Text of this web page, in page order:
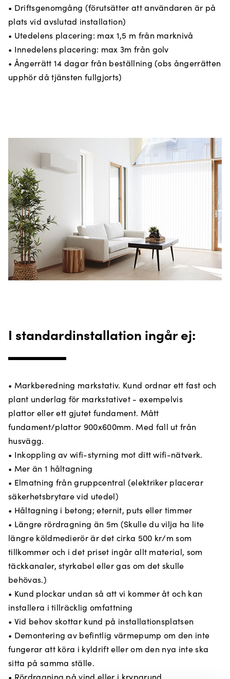
• Driftsgenomgång (förutsätter att användaren är på
plats vid avslutad installation)
• Utedelens placering: max 1,5 m från marknivå
• Innedelens placering: max 3m från golv
• Ångerrätt 14 dagar från beställning (obs ångerrätten
upphör då tjänsten fullgjorts)
I standardinstallation ingår ej:
• Markberedning markstativ. Kund ordnar ett fast och
plant underlag för markstativet - exempelvis
plattor eller ett gjutet fundament. Mått
fundament/plattor 900x600mm. Med fall ut från
husvägg.
• Inkoppling av wifi-styrning mot ditt wifi-nätverk.
• Mer än 1 håltagning
• Elmatning från gruppcentral (elektriker placerar
säkerhetsbrytare vid utedel)
• Håltagning i betong; eternit, puts eller timmer
• Längre rördragning än 5m (Skulle du vilja ha lite
längre köldmedierör är det cirka 500 kr/m som
tillkommer och i det priset ingår allt material, som
täckkanaler, styrkabel eller gas om det skulle
behövas.)
• Kund plockar undan så att vi kommer åt och kan
installera i tillräcklig omfattning
• Vid behov skottar kund på installationsplatsen
• Demontering av befintlig värmepump om den inte
fungerar att köra i kyldrift eller om den nya inte ska
sitta på samma ställe.